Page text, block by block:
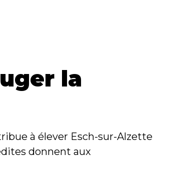
la
à élever Esch-sur-Alzette
donnent aux